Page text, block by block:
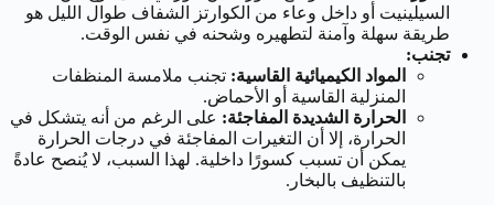
السيلينيت أو داخل وعاء من الكوارتز الشفاف طوال الليل هو
طريقة سهلة وآمنة لتطهيره وشحنه في نفس الوقت.
تجنب:
المواد الكيميائية القاسية: تجنب ملامسة المنظفات
المنزلية القاسية أو الأحماض.
الحرارة الشديدة المفاجئة: على الرغم من أنه يتشكل في
الحرارة، إلا أن التغيرات المفاجئة في درجات الحرارة
يمكن أن تسبب كسورًا داخلية. لهذا السبب، لا يُنصح عادةً
بالتنظيف بالبخار.